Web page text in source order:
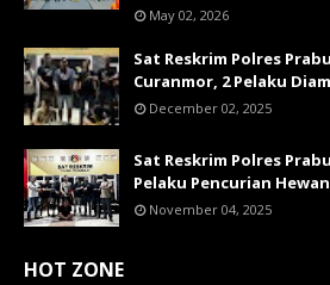
May 02, 2026
Sat Reskrim Polres
Curanmor, 2 Pelaku
December 02, 2025
Sat Reskrim Polres
Pelaku Pencurian
November 04, 2025
HOT ZONE